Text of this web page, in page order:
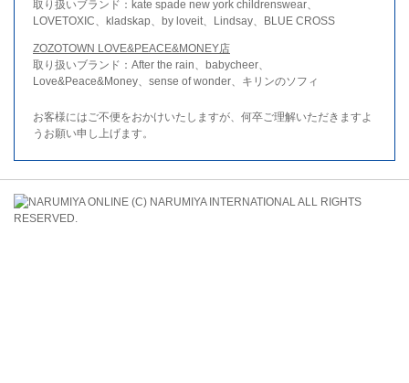
取り扱いブランド：kate spade new york childrenswear、
LOVETOXIC、kladskap、by loveit、Lindsay、BLUE CROSS
ZOZOTOWN LOVE&PEACE&MONEY店
取り扱いブランド：After the rain、babycheer、
Love&Peace&Money、sense of wonder、キリンのソフィ
お客様にはご不便をおかけいたしますが、何卒ご理解いただきますよ
うお願い申し上げます。